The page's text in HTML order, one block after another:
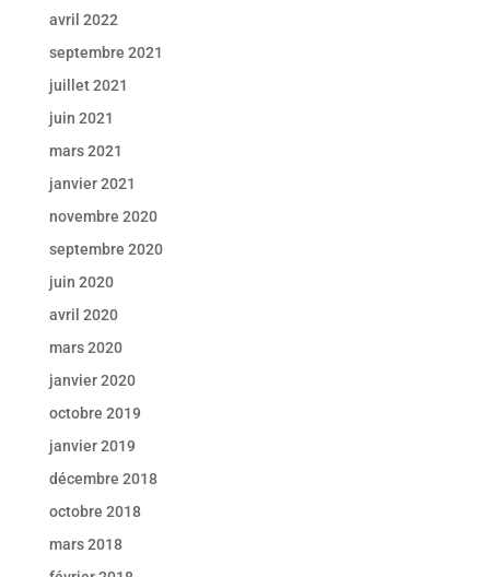
avril 2022
septembre 2021
juillet 2021
juin 2021
mars 2021
janvier 2021
novembre 2020
septembre 2020
juin 2020
avril 2020
mars 2020
janvier 2020
octobre 2019
janvier 2019
décembre 2018
octobre 2018
mars 2018